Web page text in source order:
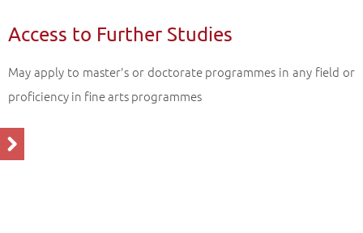
Home Page Academics
Faculties
Faculty of Communication Sciences
Access to Further Studies
May apply to master's or doctorate programmes in any field or
proficiency in fine arts programmes